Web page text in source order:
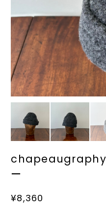
chapeaugraphy
ー
¥8,360